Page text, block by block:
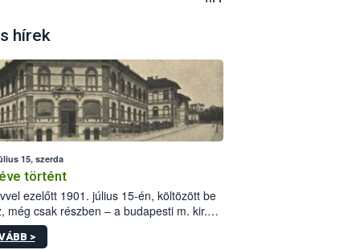
hírek
15, szerda
történt
ezelőtt 1901. július 15-én, költözött be
még csak részben – a budapesti m. kir.
állomás a Kis Rókus utca
alatti, Czigler Győző által tervezett új
>